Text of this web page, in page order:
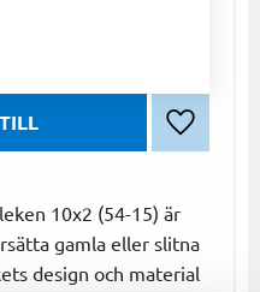
10x2 (54-15) är
gamla eller slitna
design och material
Lägg till